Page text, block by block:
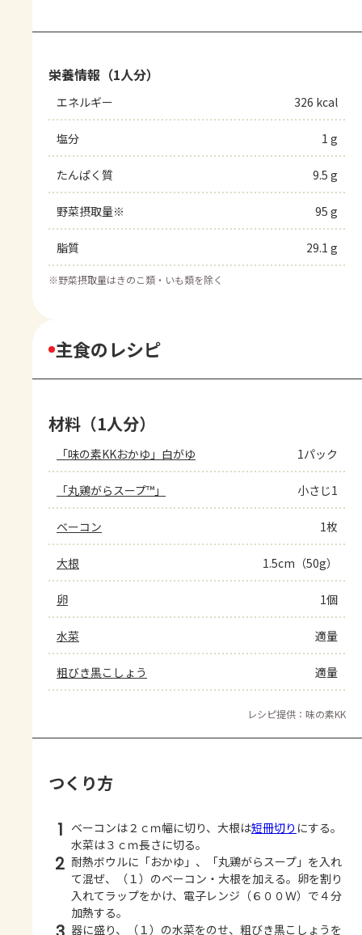
栄養情報（1人分）
エネルギー 326 kcal
塩分 1 g
たんぱく質 9.5 g
野菜摂取量※ 95 g
脂質 29.1 g
※野菜摂取量はきのこ類・いも類を除く
主食のレシピ
材料（1人分）
「味の素KKおかゆ」白がゆ 1パック
「丸鶏がらスープ™」 小さじ1
ベーコン 1枚
大根 1.5cm（50g）
卵 1個
水菜 適量
粗びき黒こしょう 適量
レシピ提供：味の素KK
つくり方
1 ベーコンは２ｃｍ幅に切り、大根は短冊切り にする。
水菜は３ｃｍ長さに切る。
2 耐熱ボウルに「おかゆ」、「丸鶏がらスープ」を入れ
て混ぜ、（１）のベーコン・大根を加える。卵を割り
入れてラップをかけ、電子レンジ（６００Ｗ）で４分
加熱する。
器に盛り、（１）の水菜をのせ、粗びき黒こしょうを